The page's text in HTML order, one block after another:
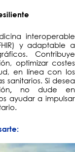
interoperable
y adaptable a
Contribuye
optimizar costes
en línea con los
sanitarios. Si desea
, no dude en
ayudar a impulsar